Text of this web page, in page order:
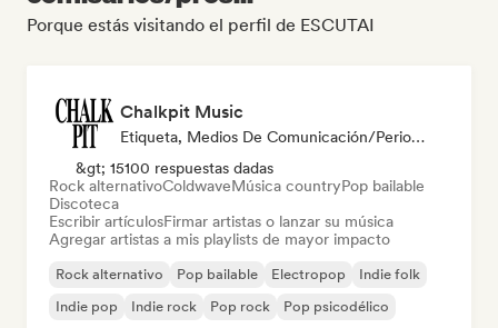
Porque estás visitando el perfil de ESCUTAI
Chalkpit Music
Etiqueta, Medios De Comunicación/Periodista, Playlist Curator
&gt; 15100 respuestas dadas
Rock alternativoColdwaveMúsica countryPop bailable
Discoteca
Escribir artículosFirmar artistas o lanzar su música
Agregar artistas a mis playlists de mayor impacto
Rock alternativo Pop bailable Electropop
Indie folk
Indie pop
Indie rock Pop rock Pop psicodélico